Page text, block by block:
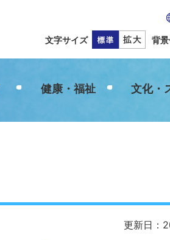
文字サイズ 背
健康・福祉 文化・
更新日：